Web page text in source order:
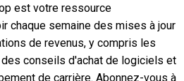
est votre ressource
chaque semaine des mises à jour
de revenus, y compris les
conseils d'achat de logiciels et
de carrière. Abonnez-vous à